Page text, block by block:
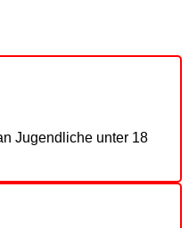
Jugendliche unter 18